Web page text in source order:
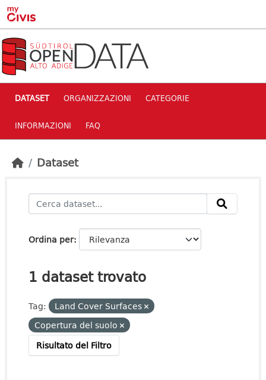
Skip to main content
DATASET ORGANIZZAZIONI CATEGORIE
INFORMAZIONI FAQ
Dataset
Ordina per
1 dataset trovato
Tag:
Land Cover Surfaces
Copertura del suolo
Risultato del Filtro